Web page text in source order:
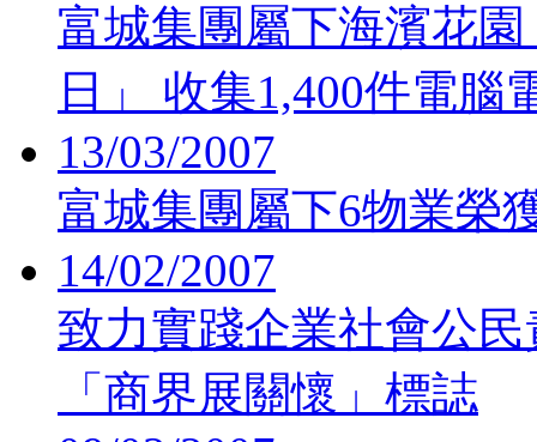
富城集團屬下海濱花
日」 收集1,400件電腦
13/03/2007
富城集團屬下6物業榮
14/02/2007
致力實踐企業社會公
「商界展關懷」標誌